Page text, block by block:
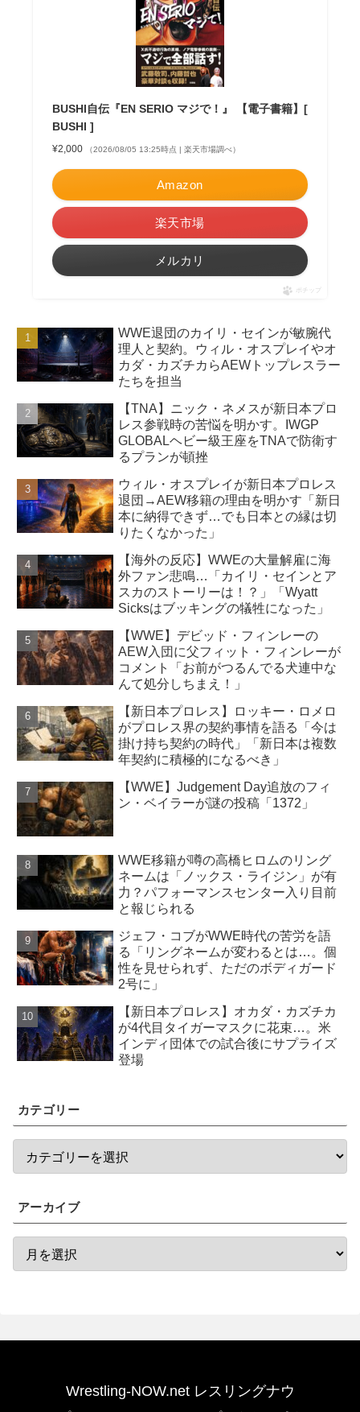
BUSHI自伝『EN SERIO マジで！』 【電子書籍】[
BUSHI ]
¥2,000 （2026/08/05 13:25時点 | 楽天市場調べ）
Amazon
楽天市場
メルカリ
ポチップ
WWE退団のカイリ・セインが敏腕代
理人と契約。ウィル・オスプレイやオ
カダ・カズチカらAEWトップレスラー
たちを担当
【TNA】ニック・ネメスが新日本プロ
レス参戦時の苦悩を明かす。IWGP
GLOBALヘビー級王座をTNAで防衛す
るプランが頓挫
ウィル・オスプレイが新日本プロレス
退団→AEW移籍の理由を明かす「新日
本に納得できず…でも日本との縁は切
りたくなかった」
【海外の反応】WWEの大量解雇に海
外ファン悲鳴…「カイリ・セインとア
スカのストーリーは！？」「Wyatt
Sicksはブッキングの犠牲になった」
【WWE】デビッド・フィンレーの
AEW入団に父フィット・フィンレーが
コメント「お前がつるんでる犬連中な
んて処分しちまえ！」
【新日本プロレス】ロッキー・ロメロ
がプロレス界の契約事情を語る「今は
掛け持ち契約の時代」「新日本は複数
年契約に積極的になるべき」
【WWE】Judgement Day追放のフィ
ン・ベイラーが謎の投稿「1372」
WWE移籍が噂の高橋ヒロムのリング
ネームは「ノックス・ライジン」が有
力？パフォーマンスセンター入り目前
と報じられる
ジェフ・コブがWWE時代の苦労を語
る「リングネームが変わるとは…。個
性を見せられず、ただのボディガード
2号に」
【新日本プロレス】オカダ・カズチカ
が4代目タイガーマスクに花束…。米
インディ団体での試合後にサプライズ
登場
カテゴリー
アーカイブ
Wrestling-NOW.net レスリングナウ